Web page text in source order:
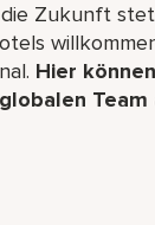
Zukunft
Hier
Team